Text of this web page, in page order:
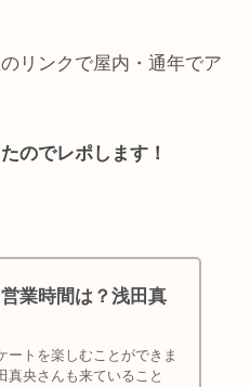
リンクで屋内・通年でア
のでレポします！
業時間は？浅田真
ートを楽しむことができま
真央さんも来ていること